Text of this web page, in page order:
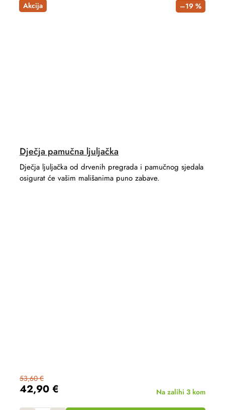
Akcija –19 %
Dječja pamučna ljuljačka
42,90 €
53,60 €
Na zalihi 3 kom
Dječja ljuljačka od drvenih pregrada i pamučnog sjedala
osigurat će vašim mališanima puno zabave.